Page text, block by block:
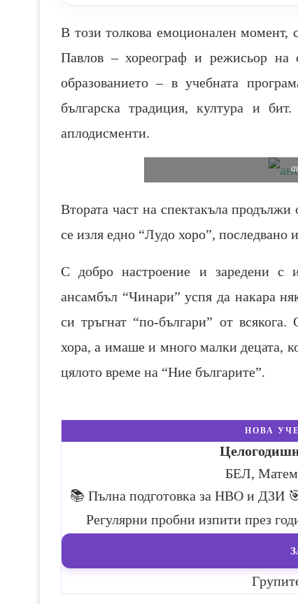
В този толкова емоционален момент,
Павлов – хореограф и режисьор на
образованието – в учебната
българска традиция, култура и
аплодисменти.
Втората част на спектакъла
се изля едно “Лудо хоро”, последвано
С добро настроение и заредени с
ансамбъл “Чинари” успя да накара
си тръгнат “по-българи” от
хора, а имаше и много малки децата,
цялото време на “Ние българите”.
НОВА
БЕЛ,
📚 Пълна подготовка за НВО и ДЗИ
Регулярни пробни изпити през